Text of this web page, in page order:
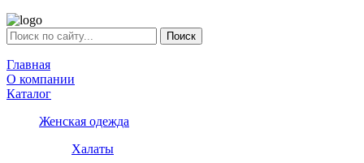
Главная
О компании
Каталог
Женская одежда
Халаты